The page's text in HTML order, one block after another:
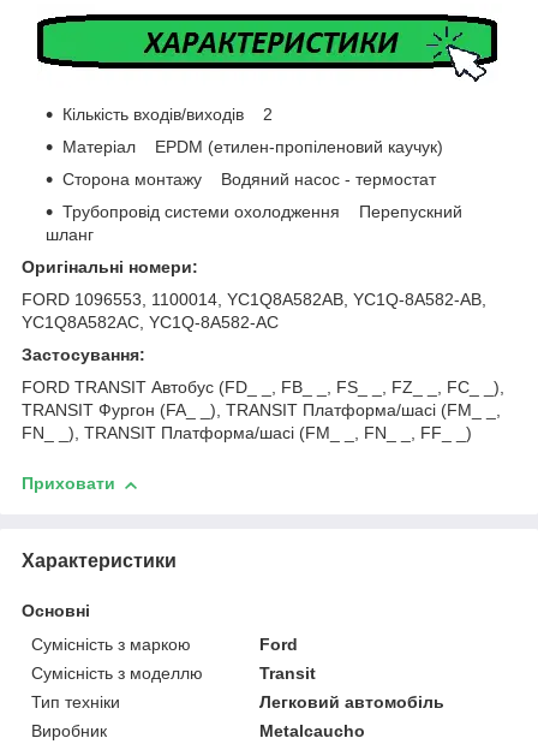
Кількість входів/виходів 2
Матеріал EPDM (етилен-пропіленовий каучук)
Сторона монтажу Водяний насос - термостат
Трубопровід системи охолодження Перепускний
шланг
Оригінальні номери:
FORD 1096553, 1100014, YC1Q8A582AB, YC1Q-8A582-AB,
YC1Q8A582AC, YC1Q-8A582-AC
Застосування:
FORD TRANSIT Автобус (FD_ _, FB_ _, FS_ _, FZ_ _, FC_ _),
TRANSIT Фургон (FA_ _), TRANSIT Платформа/шасі (FM_ _,
FN_ _), TRANSIT Платформа/шасі (FM_ _, FN_ _, FF_ _)
Приховати
Характеристики
Основні
Сумісність з маркою
Ford
Сумісність з моделлю
Transit
Тип техніки
Легковий автомобіль
Виробник
Metalcaucho